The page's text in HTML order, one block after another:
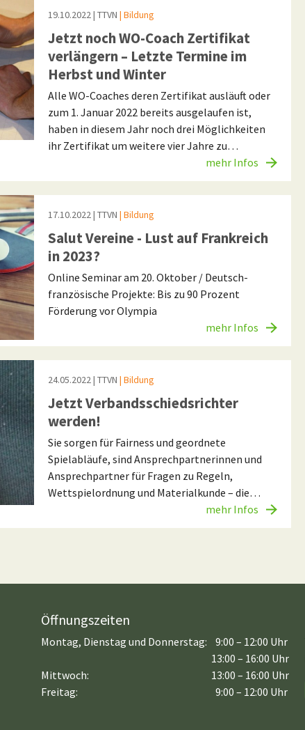
19.10.2022| TTVN | Bildung
Jetzt noch WO-Coach Zertifikat
verlängern – Letzte Termine im
Herbst und Winter
Alle WO-Coaches deren Zertifikat ausläuft oder
zum 1. Januar 2022 bereits ausgelaufen ist,
haben in diesem Jahr noch drei Möglichkeiten
ihr Zertifikat um weitere vier Jahre zu…
mehr Infos
17.10.2022| TTVN | Bildung
Salut Vereine - Lust auf Frankreich
in 2023?
Online Seminar am 20. Oktober / Deutsch-
französische Projekte: Bis zu 90 Prozent
Förderung vor Olympia
mehr Infos
24.05.2022| TTVN | Bildung
Jetzt Verbandsschiedsrichter
werden!
Sie sorgen für Fairness und geordnete
Spielabläufe, sind Ansprechpartnerinnen und
Ansprechpartner für Fragen zu Regeln,
Wettspielordnung und Materialkunde – die…
mehr Infos
Öffnungszeiten
Montag, Dienstag und Donnerstag:
9:00 – 12:00 Uhr
13:00 – 16:00 Uhr
Mittwoch:
Freitag:
13:00 – 16:00 Uhr
9:00 – 12:00 Uhr